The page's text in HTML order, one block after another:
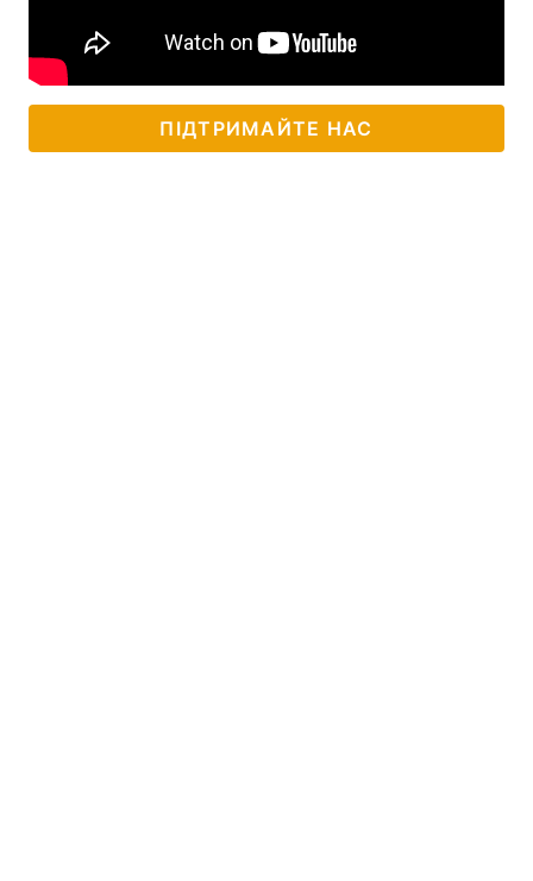
ПІДТРИМАЙТЕ НАС